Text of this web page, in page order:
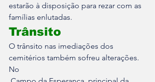
estarão à disposição para rezar com as
famílias enlutadas.
Trânsito
O trânsito nas imediações dos
cemitérios também sofreu alterações.
No